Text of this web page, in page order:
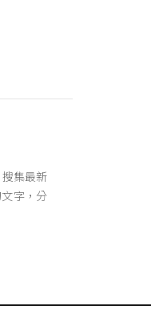
集最新
字，分